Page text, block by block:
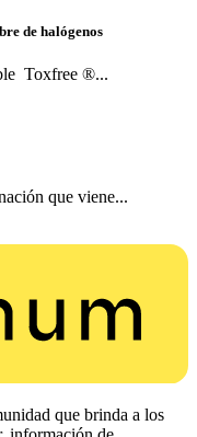
de halógenos
Toxfree ®...
que viene...
que brinda a los